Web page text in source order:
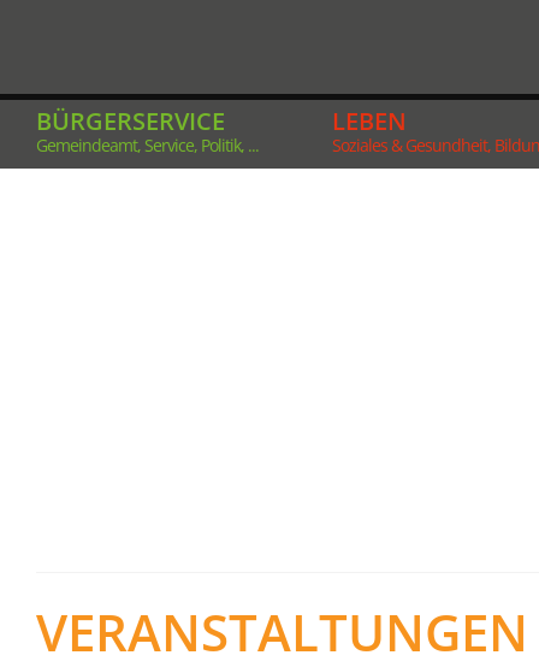
BÜRGERSERVICE
Gemeindeamt, Service, Politik, ...
LEBEN
Soziales & Gesundheit,
VERANSTALTUNGEN